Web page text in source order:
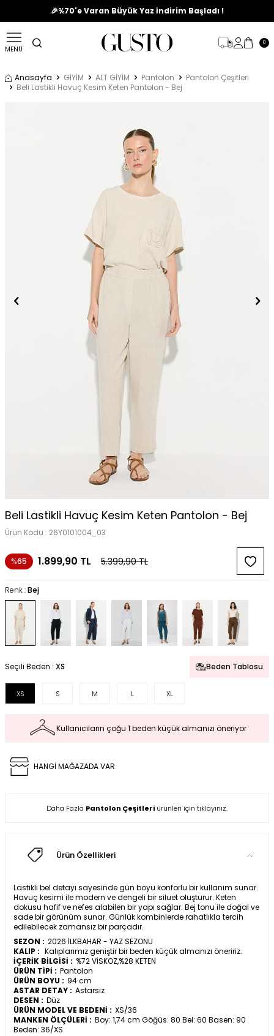
🎉%70'e Varan Büyük Yaz İndirim Başladı !
MENÜ
0
Anasayfa GİYİM ALT GİYİM Pantolon
Pantolon Çeşitleri
Beli Lastikli Havuç Kesim Keten Pantolon - Bej
Beli Lastikli Havuç Kesim Keten Pantolon - Bej
Ürün Kodu : 26Y0101004_03
%65 1.899,90 TL 5.399,90TL
Renk :Bej
Seçili Beden : XS Beden Tablosu
XS S M L XL
Kullanıcıların çoğu 1 beden küçük almanızı öneriyor
HANGİ MAĞAZADA VAR
Daha Fazla Pantolon Çeşitleri ürünleri için tıklayınız.
Ürün Özellikleri
Lastikli bel detayı sayesinde gün boyu konforlu bir kullanım sunar.
Havuç kesimi ile modern ve dengeli bir siluet oluşturur. Keten
dokusu hafif ve nefes alabilen bir yapı sağlar. Bej tonu ile doğal ve
sade bir görünüm sunar. Günlük kombinlerde rahatlıkla tercih
edilebilecek zamansız bir parçadır.
SEZON : 2026 İLKBAHAR - YAZ SEZONU
KALIP : Kalıplarımız geniştir bir beden küçük almanızı öneririz.
İÇERİK BİLGİSİ : %72 VİSKOZ,%28 KETEN
ÜRÜN TİPİ : Pantolon
ÜRÜN BOYU : 94 cm
ASTAR DETAY : Astarsız
DESEN : Düz
ÜRÜN MODEL VE BEDENİ : XS/36
MANKEN ÖLÇÜLERİ : Boy: 1,74 cm Göğüs: 80 Bel: 60 Basen: 90
Beden: 36/XS